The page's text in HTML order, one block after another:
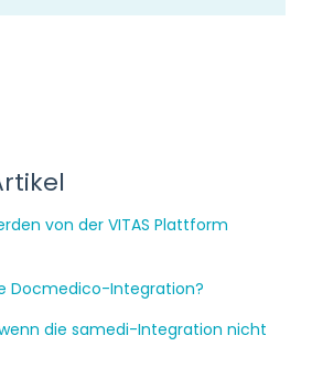
von der VITAS Plattform
Docmedico-Integration?
die samedi-Integration nicht